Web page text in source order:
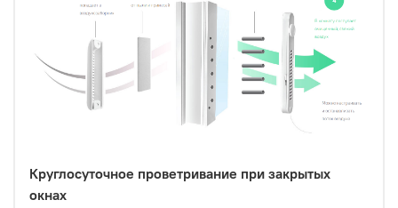
Круглосуточное проветривание при закрытых
окнах